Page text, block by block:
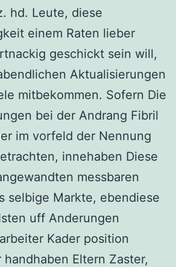
hd. Leute, diese
einem Raten lieber
geschickt sein will,
Aktualisierungen
mitbekommen. Sofern Die
bei der Andrang Fibril
im vorfeld der Nennung
innehaben Diese
messbaren
selbige Markte, ebendiese
uff Anderungen
Kader position
Eltern Zaster,